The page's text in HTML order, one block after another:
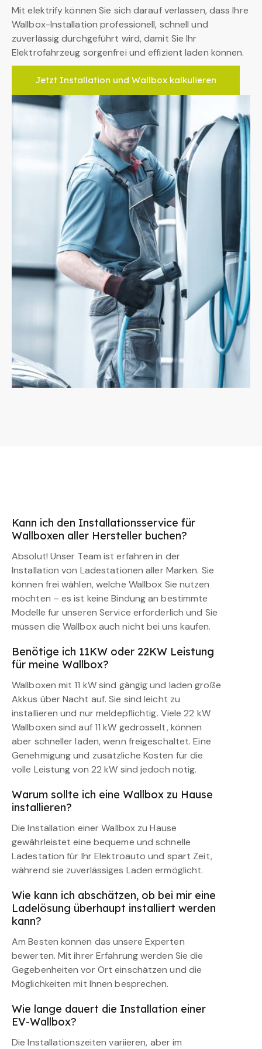
Mit elektrify können Sie sich darauf verlassen, dass Ihre
Wallbox-Installation professionell, schnell und
zuverlässig durchgeführt wird, damit Sie Ihr
Elektrofahrzeug sorgenfrei und effizient laden können.
Jetzt Installation und Wallbox kalkulieren
Kann ich den Installationsservice für
Wallboxen aller Hersteller buchen?
Absolut! Unser Team ist erfahren in der
Installation von Ladestationen aller Marken. Sie
können frei wählen, welche Wallbox Sie nutzen
möchten – es ist keine Bindung an bestimmte
Modelle für unseren Service erforderlich und Sie
müssen die Wallbox auch nicht bei uns kaufen.
Benötige ich 11KW oder 22KW Leistung
für meine Wallbox?
Wallboxen mit 11 kW sind gängig und laden große
Akkus über Nacht auf. Sie sind leicht zu
installieren und nur meldepflichtig. Viele 22 kW
Wallboxen sind auf 11 kW gedrosselt, können
aber schneller laden, wenn freigeschaltet. Eine
Genehmigung und zusätzliche Kosten für die
volle Leistung von 22 kW sind jedoch nötig.
Warum sollte ich eine Wallbox zu Hause
installieren?
Die Installation einer Wallbox zu Hause
gewährleistet eine bequeme und schnelle
Ladestation für Ihr Elektroauto und spart Zeit,
während sie zuverlässiges Laden ermöglicht.
Wie kann ich abschätzen, ob bei mir eine
Ladelösung überhaupt installiert werden
kann?
Am Besten können das unsere Experten
bewerten. Mit ihrer Erfahrung werden Sie die
Gegebenheiten vor Ort einschätzen und die
Möglichkeiten mit Ihnen besprechen.
Wie lange dauert die Installation einer
EV-Wallbox?
Die Installationszeiten variieren, aber im